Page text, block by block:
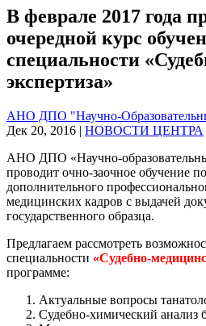
В феврале 2017 года
очередной курс
специальности
экспертиза»
АНО ДПО "Научно-
Дек 20, 2016 | НОВОСТИ ЦЕНТРА
АНО ДПО «Научно-
проводит очно-заочное обучение
дополнительного
медицинских кадров с выдачей
государственного образца.
Предлагаем рассмотреть
специальности «Судебно-
программе:
Актуальные вопросы
Судебно-химический анализ